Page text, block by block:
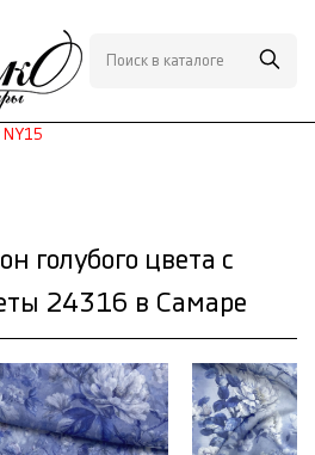
NY15
голубого цвета с
24316 в Самаре